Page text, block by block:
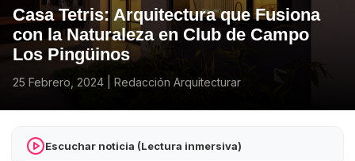
Casa Tetris: Arquitectura que Fusiona
con la Naturaleza en Club de Campo
Los Pingüinos
25 Febrero, 2024 Redacción Arquitecturar
Escuchar noticia (Lectura inmersiva)